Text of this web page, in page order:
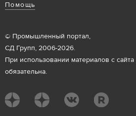
Помощь
© Промышленный портал,
СД Групп, 2006-2026.
При использовании материалов с
обязательна.